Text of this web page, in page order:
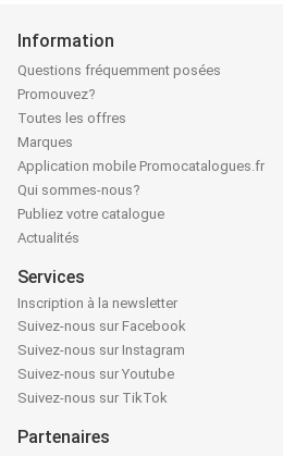
Information
Questions fréquemment posées
Promouvez?
Toutes les offres
Marques
Application mobile Promocatalogues.fr
Qui sommes-nous?
Publiez votre catalogue
Actualités
Services
Inscription à la newsletter
Suivez-nous sur Facebook
Suivez-nous sur Instagram
Suivez-nous sur Youtube
Suivez-nous sur TikTok
Partenaires